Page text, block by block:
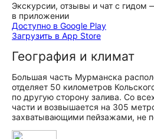
Экскурсии, отзывы и чат с гидом
в приложении
Доступно в Google Play
Загрузить в App Store
География и климат
Большая часть Мурманска
отделяет 50 километров
по другую сторону залива. Со
части и возвышается на 305
захватывающими пейзажами, не